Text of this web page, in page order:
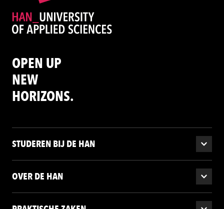
OPEN UP
NEW
HORIZONS.
STUDEREN BIJ DE HAN
OVER DE HAN